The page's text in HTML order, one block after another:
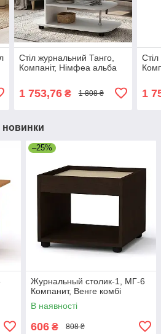
Стіл журнальний Танго,
Компаніт, Німфеа альба
1 753,76₴ 1 808 ₴ 1
новинки
–25%
Журнальный столик-1, МГ-6
Компанит, Венге комбі
В наявності
606 ₴ 808 ₴